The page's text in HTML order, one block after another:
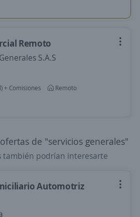
Remoto
S.A.S
+ Comisiones
Remoto
de "servicios generales"
también podrían interesarte
Automotriz